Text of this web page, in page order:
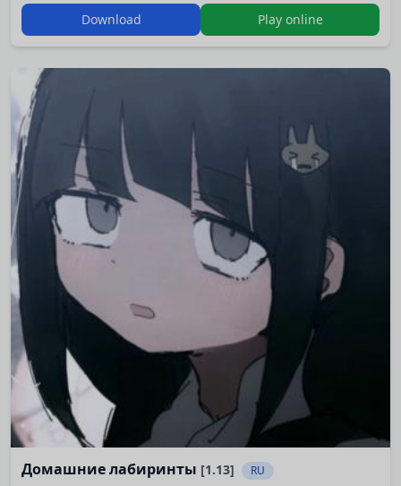
пропало вдохновение. Поэтому выслал на конкурс эту
поделку. Надеюсь, хоть кому-нибудь покажется сносной.
Download Play online
Домашние лабиринты [1.13] RU